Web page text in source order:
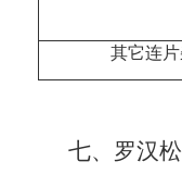
其它连
七、 罗汉